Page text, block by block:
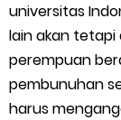
universitas
lain akan tetapi
perempuan
pembunuhan
harus